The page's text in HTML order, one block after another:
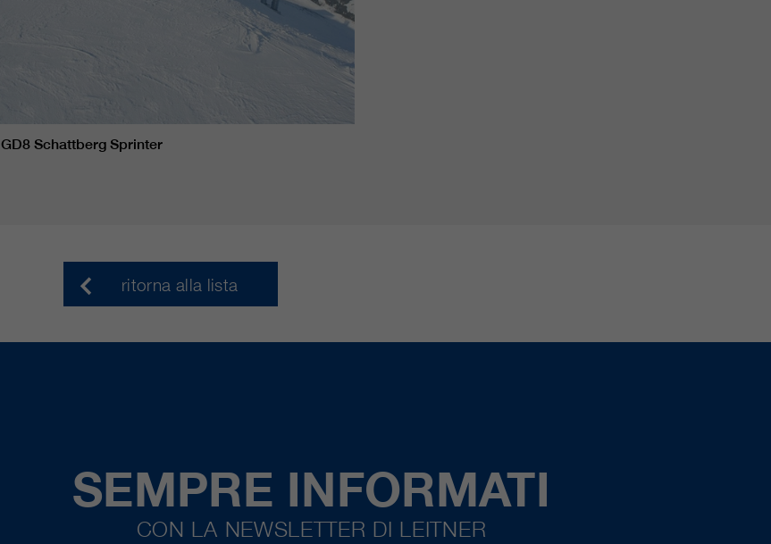
GD8 Schattberg Sprinter
ritorna alla lista
SEMPRE INFORMATI
CON LA NEWSLETTER DI LEITNER